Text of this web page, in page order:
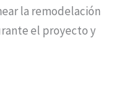
la remodelación
el proyecto y